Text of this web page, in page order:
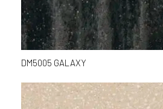
DM5005 GALAXY